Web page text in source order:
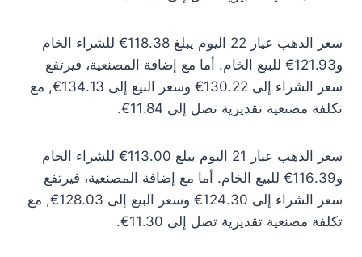
سعر الذهب عيار 22 اليوم يبلغ 118.38€ للشراء الخام
و121.93€ للبيع الخام. أما مع إضافة المصنعية، فيرتفع
سعر الشراء إلى 130.22€ وسعر البيع إلى 134.13€, مع
تكلفة مصنعية تقديرية تصل إلى 11.84€.
سعر الذهب عيار 21 اليوم يبلغ 113.00€ للشراء الخام
و116.39€ للبيع الخام. أما مع إضافة المصنعية، فيرتفع
سعر الشراء إلى 124.30€ وسعر البيع إلى 128.03€, مع
تكلفة مصنعية تقديرية تصل إلى 11.30€.